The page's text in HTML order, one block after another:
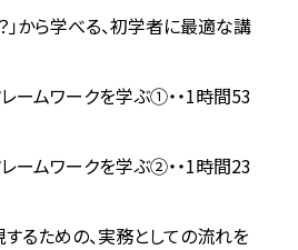
」から学べる、初学者に最適な講
ームワークを学ぶ①・・1時間53
ームワークを学ぶ②・・1時間23
るための、実務としての流れを